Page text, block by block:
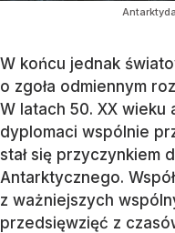
W końcu jednak
o zgoła odmiennym
W latach 50. XX
dyplomaci wspólnie
stał się przyczynkiem
Antarktycznego.
z ważniejszych
przedsięwzięć z